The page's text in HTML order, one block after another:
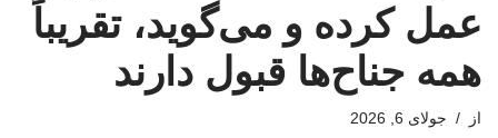
عمل‌ کرده و می‌گوید، تقریباً
همه جناح‌ها قبول دارند
از جولای 6, 2026